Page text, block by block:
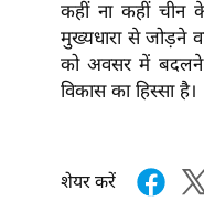
कहीं ना कहीं चीन के
मुख्यधारा से जोड़ने
को अवसर में बदलने
विकास का हिस्सा है।
शेयर करें